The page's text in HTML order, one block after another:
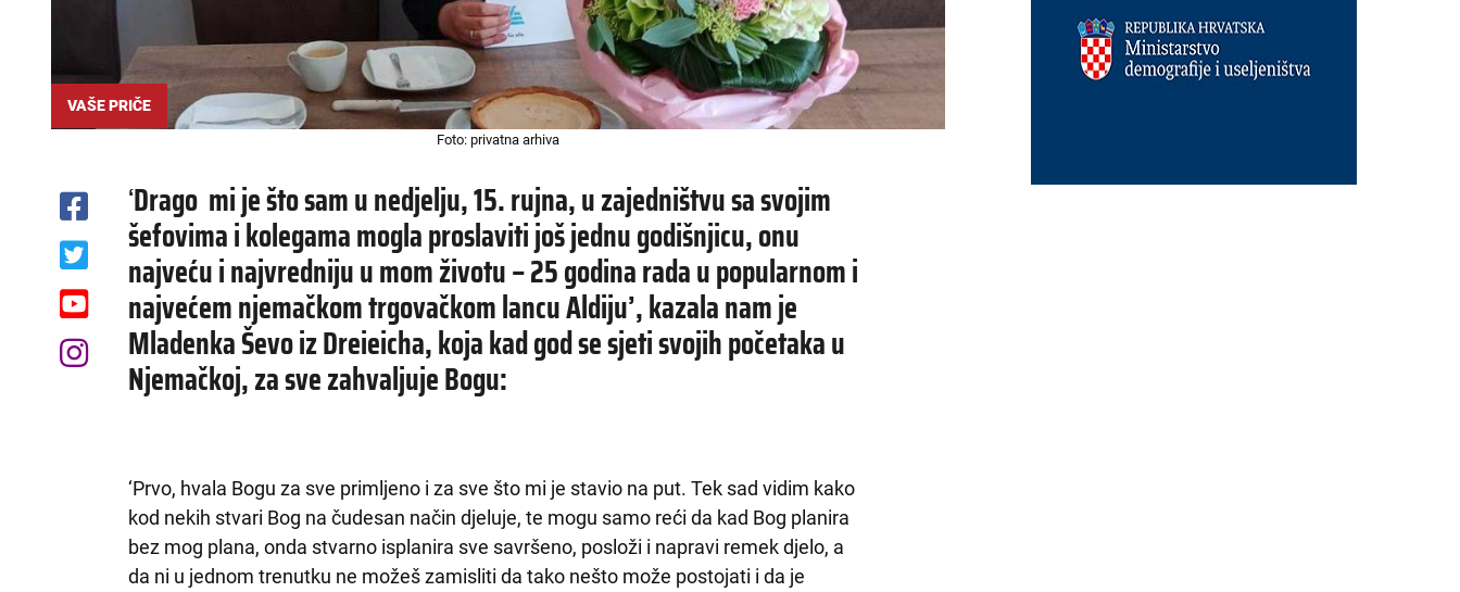
VAŠE PRIČE
Foto: privatna arhiva
‘Drago mi je što sam u nedjelju, 15. rujna, u zajedništvu sa svojim
šefovima i kolegamamogla proslaviti još jednu godišnjicu, onu
najveću i najvredniju u mom životu – 25 godina rada u popularnom i
najvećem njemačkom trgovačkom lancu Aldiju’, kazala nam je
Mladenka Ševo iz Dreieicha, koja kad god se sjeti svojih početaka u
Njemačkoj, za sve zahvaljuje Bogu:
‘Prvo, hvala Bogu za sve primljeno i za sve što mi je stavio na put. Tek sad vidim kako
kod nekih stvari Bog na čudesan način djeluje, te mogu samo reći da kad Bog planira
bez mog plana, onda stvarno isplanira sve savršeno, posloži i napravi remek djelo, a
da ni u jednom trenutku ne možeš zamisliti da tako nešto može postojati i da je